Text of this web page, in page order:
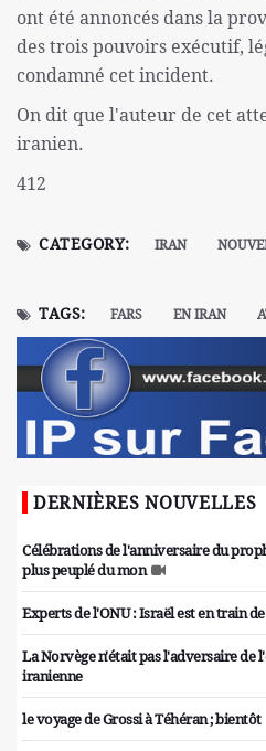
ont été annoncés dans la
des trois pouvoirs exécutif,
condamné cet incident.
On dit que l'auteur de cet
iranien.
412
CATEGORY: IRAN
TAGS: FARS EN IRAN
DERNIÈRES NOUVELLES
Célébrations de l'anniversaire du
plus peuplé du mon
Experts de l'ONU : Israël est en train
La Norvège n'était pas l'adversaire de
iranienne
le voyage de Grossi à Téhéran ; bientôt